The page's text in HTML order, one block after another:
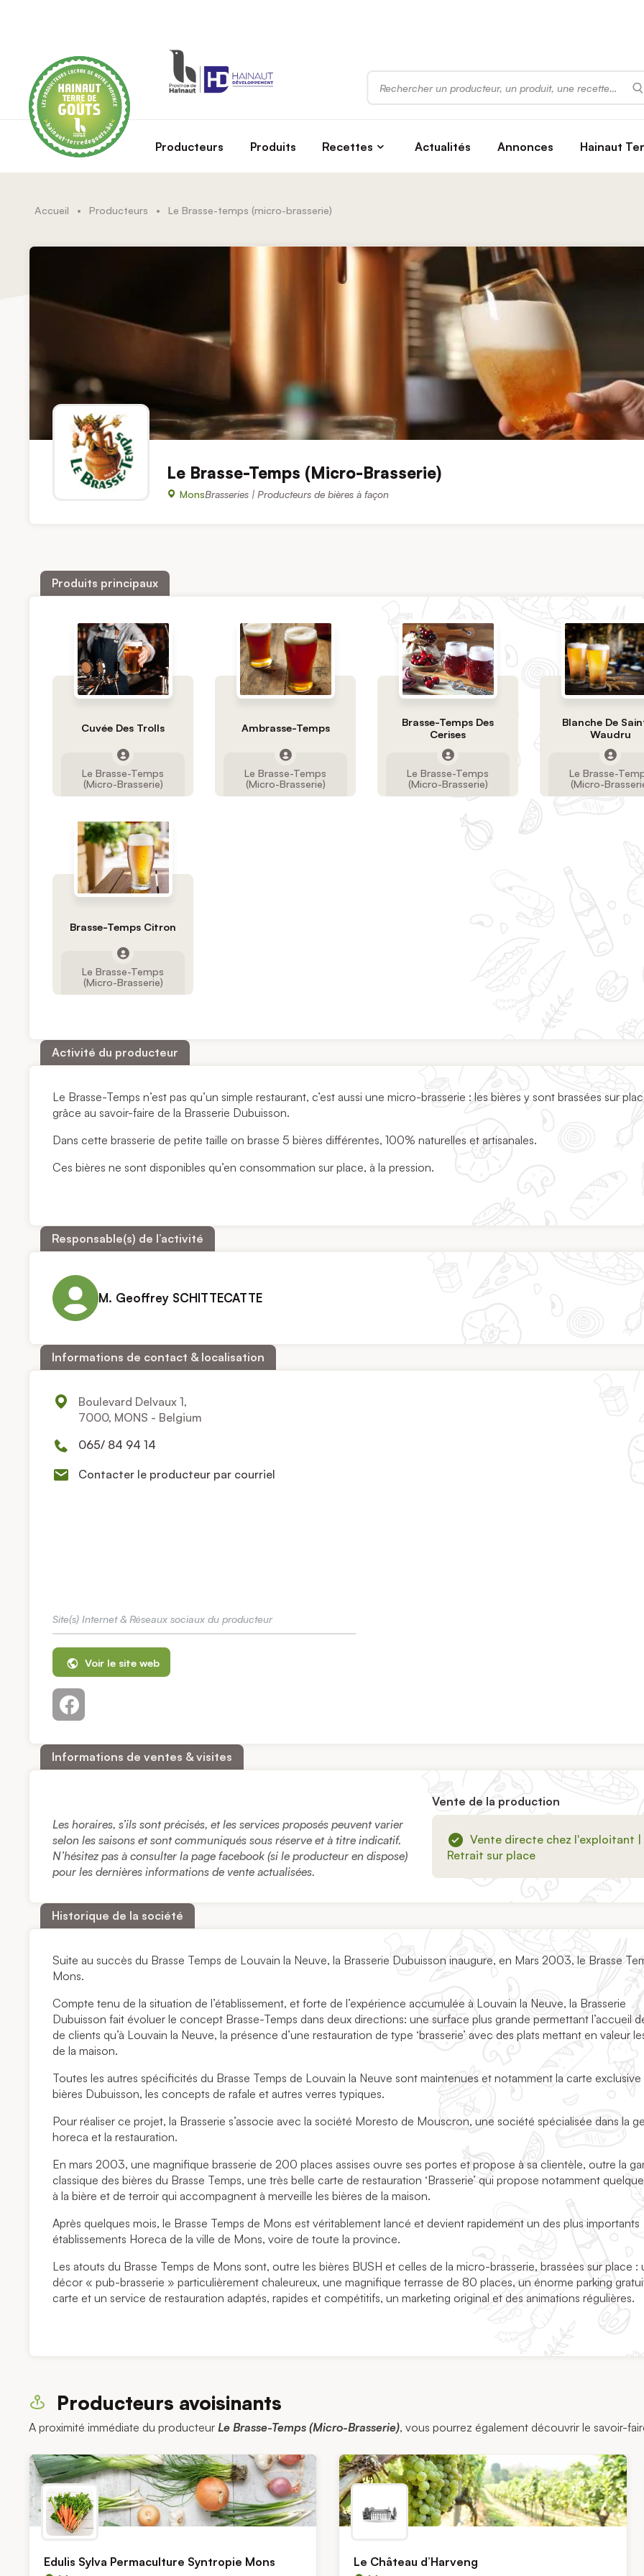
Rechercher
Producteurs Produits Recettes Actualités Annonces Hainaut
Accueil • Producteurs • Le Brasse-temps (micro-brasserie)
Le Brasse-Temps (Micro-Brasserie)
MonsBrasseries | Producteurs de bières à façon
Produits principaux
Cuvée Des Trolls
Le Brasse-Temps
(Micro-Brasserie)
Ambrasse-Temps
Le Brasse-Temps
(Micro-Brasserie)
Brasse-Temps Des
Cerises
Le Brasse-Temps
(Micro-Brasserie)
Blanche De
Waudru
Le Brasse-
(Micro-
Brasse-Temps Citron
Le Brasse-Temps
(Micro-Brasserie)
Activité du producteur
Le Brasse-Temps n’est pas qu’un simple restaurant, c’est aussi une micro-brasserie : les bières y sont brassées sur
grâce au savoir-faire de la Brasserie Dubuisson.
Dans cette brasserie de petite taille on brasse 5 bières différentes, 100% naturelles et artisanales.
Ces bières ne sont disponibles qu’en consommation sur place, à la pression.
Responsable(s) de l’activité
M. Geoffrey SCHITTECATTE
Informations de contact & localisation
Boulevard Delvaux 1,
7000, MONS - Belgium
065/ 84 94 14
Contacter le producteur par courriel
Site(s) Internet & Réseaux sociaux du producteur
Voir le site web
Informations de ventes & visites
Les horaires, s’ils sont précisés, et les services proposés peuvent varier
selon les saisons et sont communiqués sous réserve et à titre indicatif.
N’hésitez pas à consulter la page facebook (si le producteur en dispose)
pour les dernières informations de vente actualisées.
Vente de la production
Vente directe chez l'exploitant |
Retrait sur place
Historique de la société
Suite au succès du Brasse Temps de Louvain la Neuve, la Brasserie Dubuisson inaugure, en Mars 2003, le Brasse
Mons.
Compte tenu de la situation de l’établissement, et forte de l’expérience accumulée à Louvain la Neuve, la Brasserie
Dubuisson fait évoluer le concept Brasse-Temps dans deux directions: une surface plus grande permettant l’accueil
de clients qu’à Louvain la Neuve, la présence d’une restauration de type ‘brasserie’ avec des plats mettant en valeur
de la maison.
Toutes les autres spécificités du Brasse Temps de Louvain la Neuve sont maintenues et notamment la carte
bières Dubuisson, les concepts de rafale et autres verres typiques.
Pour réaliser ce projet, la Brasserie s’associe avec la société Moresto de Mouscron, une société spécialisée dans la
horeca et la restauration.
En mars 2003, une magnifique brasserie de 200 places assises ouvre ses portes et propose à sa clientèle, outre la
classique des bières du Brasse Temps, une très belle carte de restauration ‘Brasserie’ qui propose notamment
à la bière et de terroir qui accompagnent à merveille les bières de la maison.
Après quelques mois, le Brasse Temps de Mons est véritablement lancé et devient rapidement un des plus importants
établissements Horeca de la ville de Mons, voire de toute la province.
Les atouts du Brasse Temps de Mons sont, outre les bières BUSH et celles de la micro-brasserie, brassées sur place :
décor « pub-brasserie » particulièrement chaleureux, une magnifique terrasse de 80 places, un énorme parking
carte et un service de restauration adaptés, rapides et compétitifs, un marketing original et des animations régulières.
Producteurs avoisinants
A proximité immédiate du producteurLe Brasse-Temps (Micro-Brasserie), vous pourrez également découvrir le savoir-
Edulis Sylva Permaculture Syntropie Mons
Le Château d’Harveng